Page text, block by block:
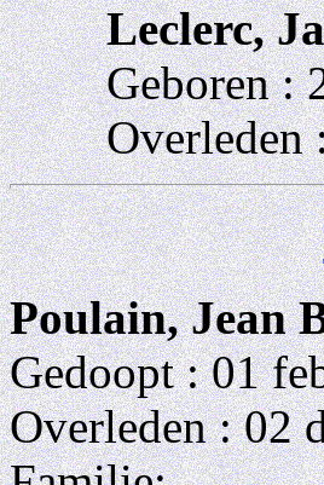
Leclerc,
Geboren :
Poulain, Jean
Gedoopt : 01
Overleden : 02